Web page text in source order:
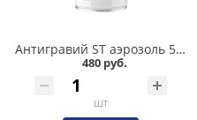
Антигравий ST аэрозоль 520 мл в Омске
480 руб.
шт